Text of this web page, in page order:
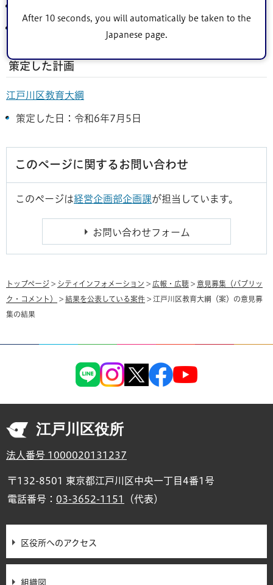
After 10 seconds, you will automatically be taken to the
Japanese page.
策定した計画
江戸川区教育大綱
策定した日：令和6年7月5日
このページに関するお問い合わせ
このページは経営企画部企画課が担当しています。
トップページ > シティインフォメーション > 広報・広聴 > 意見募集（パブリッ
ク・コメント） > 結果を公表している案件 > 江戸川区教育大綱（案）の意見募
集の結果
江戸川区役所
法人番号 1000020131237
〒132-8501 東京都江戸川区中央一丁目4番1号
電話番号： 03-3652-1151 （代表）
区役所へのアクセス
組織図